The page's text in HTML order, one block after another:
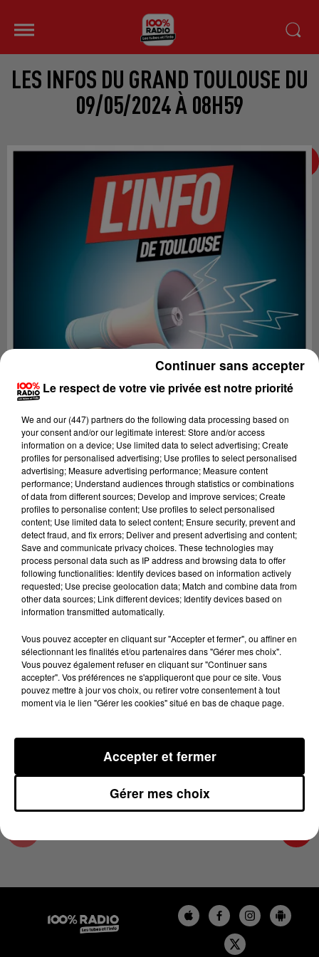
LES INFOS DU GRAND TOULOUSE DU
09/05/2024 À 08H59
Lecture (4 min 23 sec)
100%
100% Radio les infos du grand Toulouse
9 mai 2024 - 4 min 23 sec
LES INFOS DU GRAND TOULOUSE DU
09/05/2024 À 08H59
Podcasts infos du grand Toulouse
Le respect de votre vie privée est notre priorité
We and our (447) partnersdo the following data processing based on
your consent and/or our legitimate interest: Store and/or access
information on a device; Use limited data to select advertising; Create
profiles for personalised advertising; Use profiles to select personalised
advertising; Measure advertising performance; Measure content
performance; Understand audiences through statistics or combinations
of data from different sources; Develop and improve services; Create
profiles to personalise content; Use profiles to select personalised
content; Use limited data to select content; Ensure security, prevent and
detect fraud, and fix errors; Deliver and present advertising and content;
Save and communicate privacy choices. These technologies may
process personal data such as IP address and browsing data to offer
following functionalities: Identify devices based on information actively
requested; Use precise geolocation data; Match and combine data from
other data sources; Link different devices; Identify devices based on
information transmitted automatically.
Vous pouvez accepter en cliquant sur "Accepter et fermer", ou affiner en
sélectionnant les finalités et/ou partenaires dans "Gérer mes choix".
Vous pouvez également refuser en cliquant sur "Continuer sans
accepter". Vos préférences ne s'appliqueront que pour ce site. Vous
pouvez mettre à jour vos choix, ou retirer votre consentement à tout
moment via le lien "Gérer les cookies" situé en bas de chaque page.
Gérer mes choix
Accepter et fermer
Continuer sans accepter